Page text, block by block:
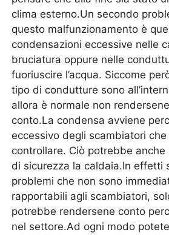
clima esterno.Un secondo
questo malfunzionamento è
condensazioni eccessive nelle
bruciatura oppure nelle
fuoriuscire l’acqua. Siccome
tipo di condutture sono
allora è normale non
conto.La condensa avviene
eccessivo degli scambiatori
controllare. Ciò potrebbe
di sicurezza la caldaia.In effetti
problemi che non sono
rapportabili agli scambiatori,
potrebbe rendersene conto
nel settore.Ad ogni modo